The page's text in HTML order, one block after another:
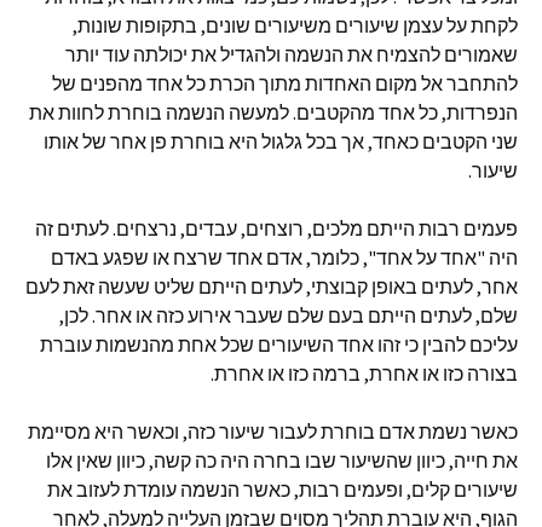
לקחת על עצמן שיעורים משיעורים שונים, בתקופות שונות,
שאמורים להצמיח את הנשמה ולהגדיל את יכולתה עוד יותר
להתחבר אל מקום האחדות מתוך הכרת כל אחד מהפנים של
הנפרדות, כל אחד מהקטבים. למעשה הנשמה בוחרת לחוות את
שני הקטבים כאחד, אך בכל גלגול היא בוחרת פן אחר של אותו
שיעור.
פעמים רבות הייתם מלכים, רוצחים, עבדים, נרצחים. לעתים זה
היה "אחד על אחד", כלומר, אדם אחד שרצח או שפגע באדם
אחר, לעתים באופן קבוצתי, לעתים הייתם שליט שעשה זאת לעם
שלם, לעתים הייתם בעם שלם שעבר אירוע כזה או אחר. לכן,
עליכם להבין כי זהו אחד השיעורים שכל אחת מהנשמות עוברת
בצורה כזו או אחרת, ברמה כזו או אחרת.
כאשר נשמת אדם בוחרת לעבור שיעור כזה, וכאשר היא מסיימת
את חייה, כיוון שהשיעור שבו בחרה היה כה קשה, כיוון שאין אלו
שיעורים קלים, ופעמים רבות, כאשר הנשמה עומדת לעזוב את
הגוף, היא עוברת תהליך מסוים שבזמן העלייה למעלה, לאחר